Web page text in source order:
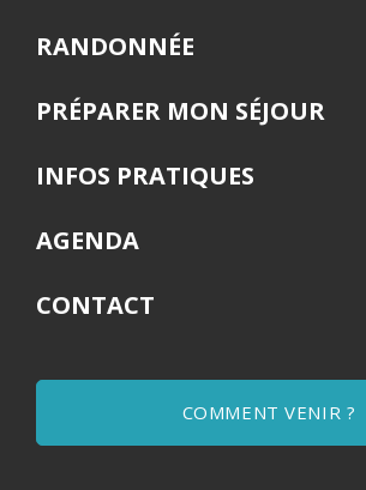
RANDONNÉE
PRÉPARER MON SÉJOUR
INFOS PRATIQUES
AGENDA
CONTACT
COMMENT VENIR ?